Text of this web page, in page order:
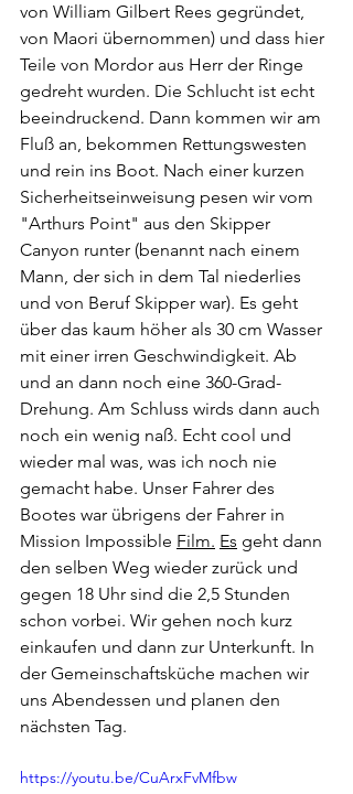
von William Gilbert Rees gegründet,
von Maori übernommen) und dass hier
Teile von Mordor aus Herr der Ringe
gedreht wurden. Die Schlucht ist echt
beeindruckend. Dann kommen wir am
Fluß an, bekommen Rettungswesten
und rein ins Boot. Nach einer kurzen
Sicherheitseinweisung pesen wir vom
"Arthurs Point" aus den Skipper
Canyon runter (benannt nach einem
Mann, der sich in dem Tal niederlies
und von Beruf Skipper war). Es geht
über das kaum höher als 30 cm Wasser
mit einer irren Geschwindigkeit. Ab
und an dann noch eine 360-Grad-
Drehung. Am Schluss wirds dann auch
noch ein wenig naß. Echt cool und
wieder mal was, was ich noch nie
gemacht habe. Unser Fahrer des
Bootes war übrigens der Fahrer in
Mission Impossible Film. Es geht dann
den selben Weg wieder zurück und
gegen 18 Uhr sind die 2,5 Stunden
schon vorbei. Wir gehen noch kurz
einkaufen und dann zur Unterkunft. In
der Gemeinschaftsküche machen wir
uns Abendessen und planen den
nächsten Tag.
https://youtu.be/CuArxFvMfbw